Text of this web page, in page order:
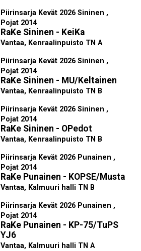
Piirinsarja Kevät 2026 Sininen ,
Pojat 2014
RaKe Sininen - KeiKa
Vantaa, Kenraalinpuisto TN A
Piirinsarja Kevät 2026 Sininen ,
Pojat 2014
RaKe Sininen - MU/Keltainen
Vantaa, Kenraalinpuisto TN B
Piirinsarja Kevät 2026 Sininen ,
Pojat 2014
RaKe Sininen - OPedot
Vantaa, Kenraalinpuisto TN B
Piirinsarja Kevät 2026 Punainen ,
Pojat 2014
RaKe Punainen - KOPSE/Musta
Vantaa, Kalmuuri halli TN B
Piirinsarja Kevät 2026 Punainen ,
Pojat 2014
RaKe Punainen - KP-75/TuPS
YJ6
Vantaa, Kalmuuri halli TN A